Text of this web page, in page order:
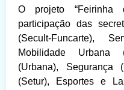
O projeto
participação das
(Secult-Funcarte),
Mobilidade Urbana
(Urbana), Segurança
(Setur), Esportes e